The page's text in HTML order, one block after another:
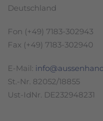
Deutschland
Fon (+49) 7183-302943
Fax (+49) 7183-302940
E-Mail:
St.-Nr. 82052/18855
Ust-IdNr. DE232948231